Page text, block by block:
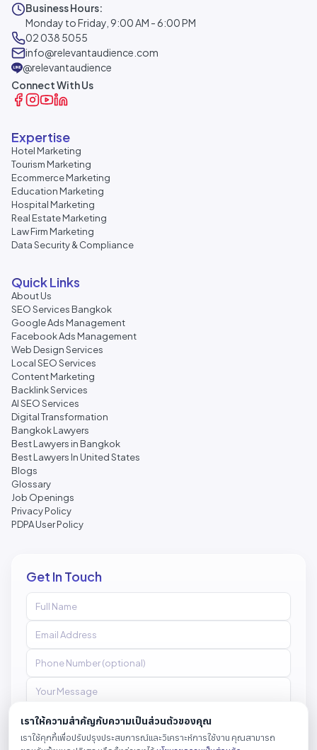
Business Hours:
Monday to Friday, 9:00 AM - 6:00 PM
02 038 5055
info@relevantaudience.com
@relevantaudience
Connect With Us
Expertise
Hotel Marketing
Tourism Marketing
Ecommerce Marketing
Education Marketing
Hospital Marketing
Real Estate Marketing
Law Firm Marketing
Data Security & Compliance
Quick Links
About Us
SEO Services Bangkok
Google Ads Management
Facebook Ads Management
Web Design Services
Local SEO Services
Content Marketing
Backlink Services
AI SEO Services
Digital Transformation
Bangkok Lawyers
Best Lawyers in Bangkok
Best Lawyers In United States
Blogs
Glossary
Job Openings
Privacy Policy
PDPA User Policy
Get In Touch
เราให้ความสำคัญกับความเป็นส่วนตัวของคุณ
เราใช้คุกกี้เพื่อปรับปรุงประสบการณ์และวิเคราะห์การใช้งาน คุณสามารถ